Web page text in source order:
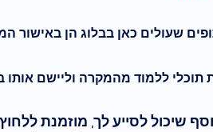
שעולים כאן בבלוג הן
ללמוד מהמקרה וליישם אותו
שיכול לסייע לך, מוזמנת